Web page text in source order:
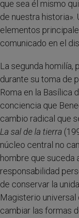
que sea él mismo
de nuestra historia».
elementos
comunicado en el
La segunda homilía,
durante su toma de
Roma en la Basílica
conciencia que
cambio radical que
La sal de la tierra
núcleo central no
hombre que suceda
responsabilidad
de conservar la
Magisterio universal
cambiar las formas